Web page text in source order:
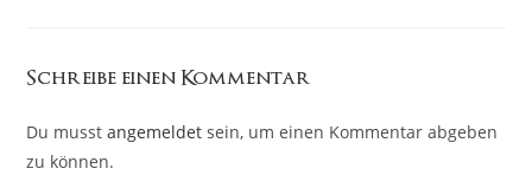
Schreibe einen Kommentar
Du musstangemeldet sein, um einen Kommentar abgeben
zu können.